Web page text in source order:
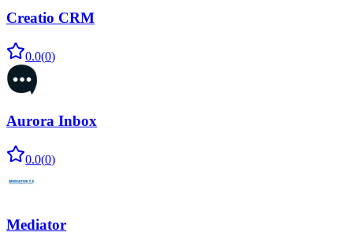
Creatio CRM
0.0(0)
Aurora Inbox
0.0(0)
Mediator